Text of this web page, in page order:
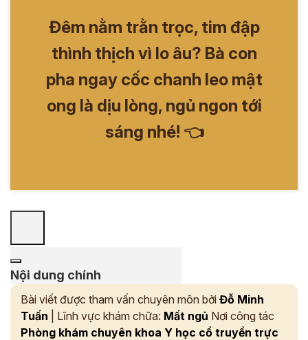
Đêm nằm trằn trọc, tim đập
thình thịch vì lo âu? Bà con
pha ngay cốc chanh leo mật
ong là dịu lòng, ngủ ngon tới
sáng nhé! 👈
Nội dung chính
Bài viết được tham vấn chuyên môn bởi Đỗ Minh
Tuấn | Lĩnh vực khám chữa: Mất ngủ Nơi công tác
Phòng khám chuyên khoa Y học cổ truyền trực